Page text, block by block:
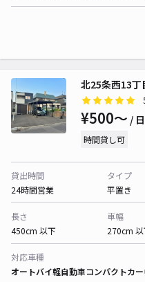
北25条西13
¥500〜 / 日
時間貸し可
貸出時間
24時間営業
タイプ
平置き
長さ
450cm 以下
車幅
270cm
対応車種
オートバイ軽自動車コンパクトカー